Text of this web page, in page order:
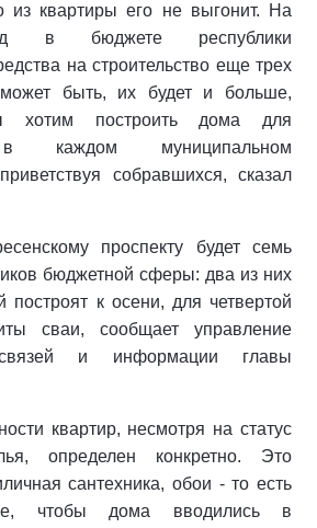
из квартиры его не выгонит. На
в бюджете республики
на строительство еще трех
быть, их будет и больше,
хотим построить дома для
в каждом муниципальном
собравшихся, сказал
проспекту будет семь
бюджетной сферы: два из них
построят к осени, для четвертой
сваи, сообщает управление
и информации главы
квартир, несмотря на статус
определен конкретно. Это
сантехника, обои - то есть
чтобы дома вводились в